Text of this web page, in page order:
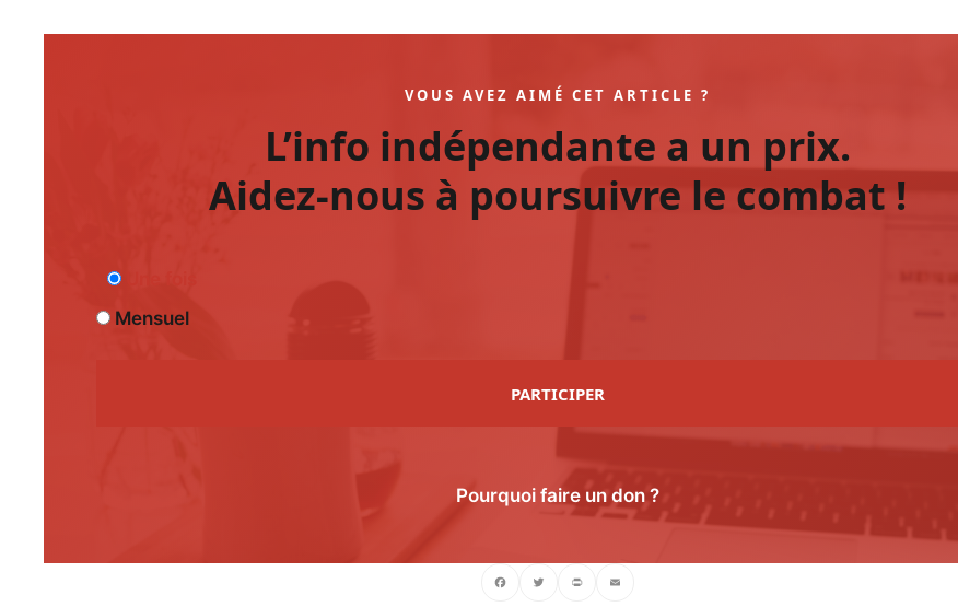
VOUS AVEZ AIMÉ CET ARTICLE ?
L’info indépendante a un prix.
Aidez-nous à poursuivre le combat !
Mensuel
PARTICIPER
Pourquoi faire un don ?